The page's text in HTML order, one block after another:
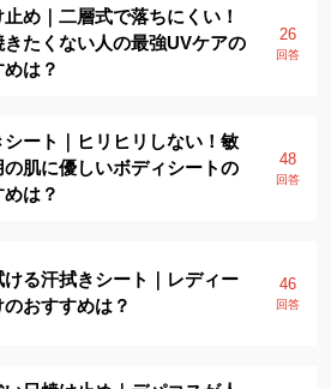
止め｜二層式で落ちにくい！
きたくない人の最強UVケアの
は？
26
回答
シート｜ヒリヒリしない！敏
の肌に優しいボディシートの
は？
48
回答
ける汗拭きシート｜レディー
のおすすめは？
46
回答